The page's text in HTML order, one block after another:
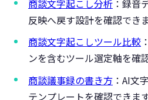
商談文字起こし分析 ：録音
反映へ戻す設計を確認できま
商談文字起こしツール比較
ンを含むツール選定軸を確
商談議事録の書き方 ：AI文
テンプレートを確認できます